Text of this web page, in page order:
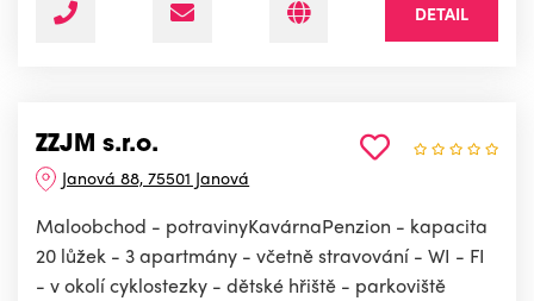
DETAIL
ZZJM s.r.o.
Janová 88, 75501 Janová
Maloobchod - potravinyKavárnaPenzion - kapacita
20 lůžek - 3 apartmány - včetně stravování - WI - FI
- v okolí cyklostezky - dětské hřiště - parkoviště